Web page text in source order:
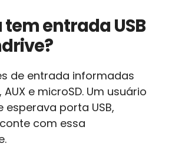
tem entrada USB
de entrada informadas
e microSD. Um usuário
esperava porta USB,
com essa